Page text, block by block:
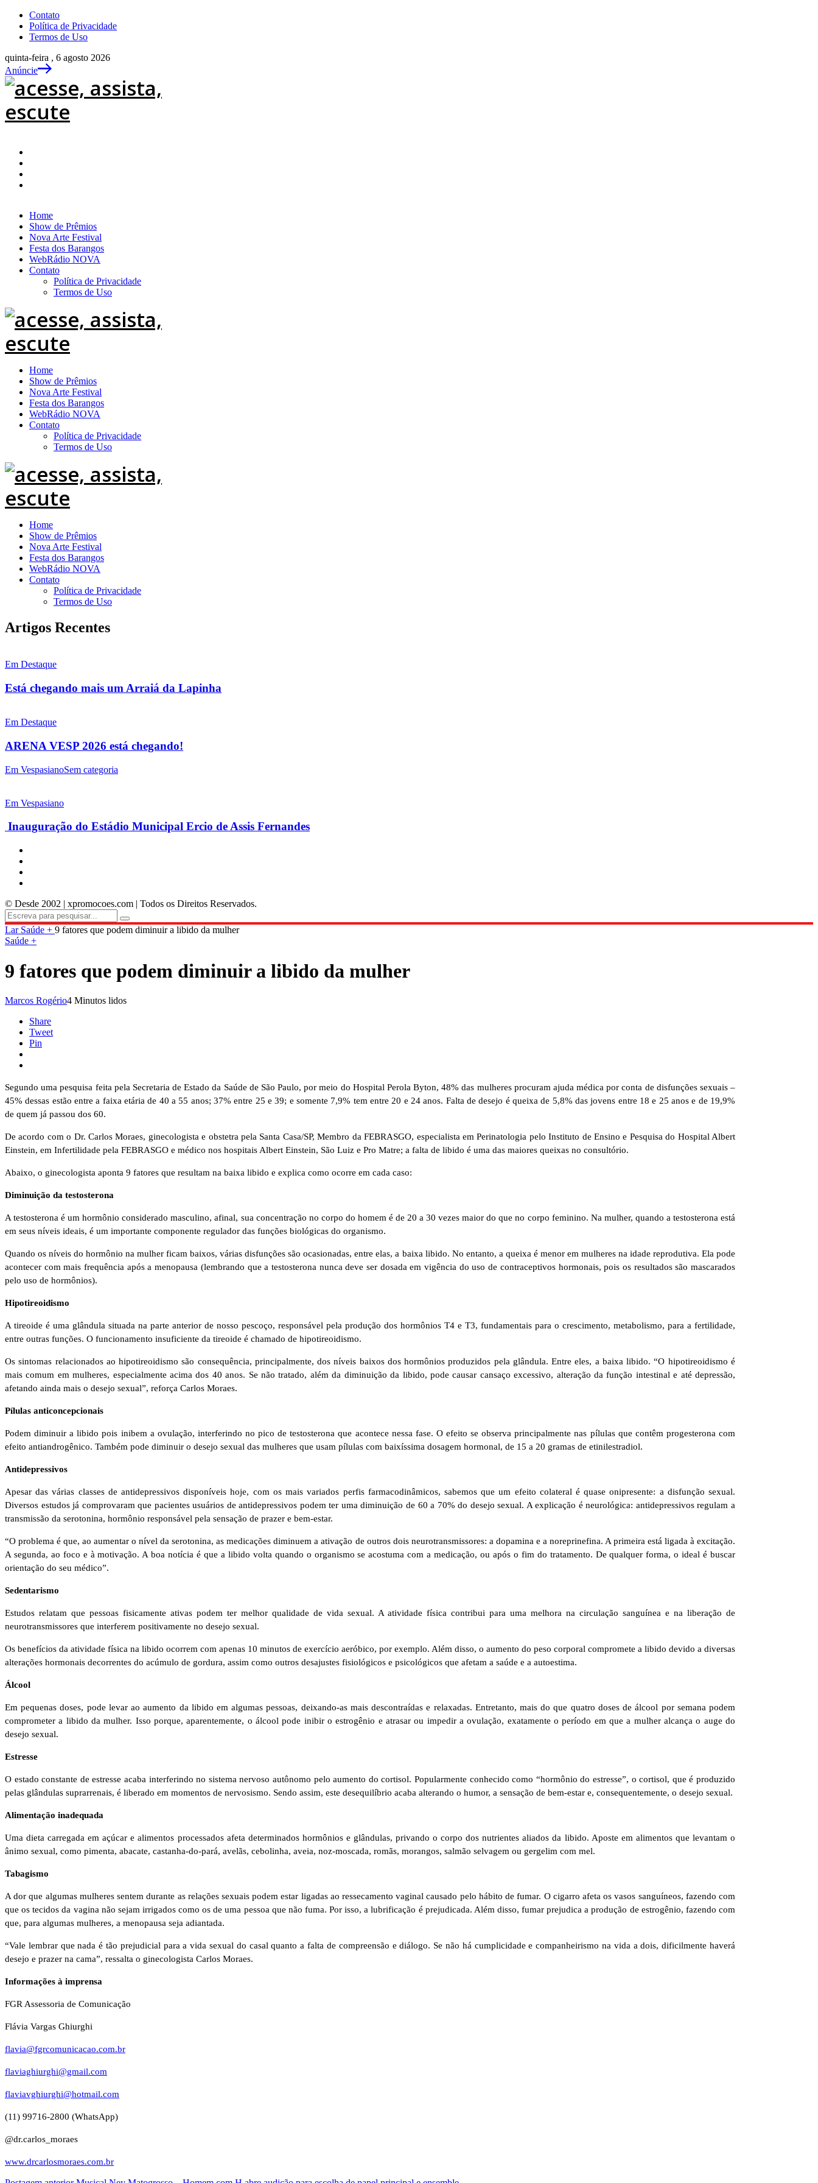
Contato
Política de Privacidade
Termos de Uso
quinta-feira , 6 agosto 2026
Anúncie
Home
Show de Prêmios
Nova Arte Festival
Festa dos Barangos
WebRádio NOVA
Contato
Política de Privacidade
Termos de Uso
Home
Show de Prêmios
Nova Arte Festival
Festa dos Barangos
WebRádio NOVA
Contato
Política de Privacidade
Termos de Uso
Home
Show de Prêmios
Nova Arte Festival
Festa dos Barangos
WebRádio NOVA
Contato
Política de Privacidade
Termos de Uso
Artigos Recentes
Em Destaque
Está chegando mais um Arraiá da Lapinha
Em Destaque
ARENA VESP 2026 está chegando!
Em VespasianoSem categoria
Em Vespasiano
Inauguração do Estádio Municipal Ercio de Assis Fernandes
© Desde 2002 | xpromocoes.com | Todos os Direitos Reservados.
Lar Saúde + 9 fatores que podem diminuir a libido da mulher
Saúde +
9 fatores que podem diminuir a libido da mulher
Marcos Rogério4 Minutos lidos
Share
Tweet
Pin
Segundo uma pesquisa feita pela Secretaria de Estado da Saúde de São Paulo, por meio do Hospital Perola Byton, 48% das mulheres procuram ajuda médica por conta de disfunções sexuais –
45% dessas estão entre a faixa etária de 40 a 55 anos; 37% entre 25 e 39; e somente 7,9% tem entre 20 e 24 anos. Falta de desejo é queixa de 5,8% das jovens entre 18 e 25 anos e de 19,9%
de quem já passou dos 60.
De acordo com o Dr. Carlos Moraes, ginecologista e obstetra pela Santa Casa/SP, Membro da FEBRASGO, especialista em Perinatologia pelo Instituto de Ensino e Pesquisa do Hospital Albert
Einstein, em Infertilidade pela FEBRASGO e médico nos hospitais Albert Einstein, São Luiz e Pro Matre; a falta de libido é uma das maiores queixas no consultório.
Abaixo, o ginecologista aponta 9 fatores que resultam na baixa libido e explica como ocorre em cada caso:
Diminuição da testosterona
A testosterona é um hormônio considerado masculino, afinal, sua concentração no corpo do homem é de 20 a 30 vezes maior do que no corpo feminino. Na mulher, quando a testosterona está
em seus níveis ideais, é um importante componente regulador das funções biológicas do organismo.
Quando os níveis do hormônio na mulher ficam baixos, várias disfunções são ocasionadas, entre elas, a baixa libido. No entanto, a queixa é menor em mulheres na idade reprodutiva. Ela pode
acontecer com mais frequência após a menopausa (lembrando que a testosterona nunca deve ser dosada em vigência do uso de contraceptivos hormonais, pois os resultados são mascarados
pelo uso de hormônios).
Hipotireoidismo
A tireoide é uma glândula situada na parte anterior de nosso pescoço, responsável pela produção dos hormônios T4 e T3, fundamentais para o crescimento, metabolismo, para a fertilidade,
entre outras funções. O funcionamento insuficiente da tireoide é chamado de hipotireoidismo.
Os sintomas relacionados ao hipotireoidismo são consequência, principalmente, dos níveis baixos dos hormônios produzidos pela glândula. Entre eles, a baixa libido. “O hipotireoidismo é
mais comum em mulheres, especialmente acima dos 40 anos. Se não tratado, além da diminuição da libido, pode causar cansaço excessivo, alteração da função intestinal e até depressão,
afetando ainda mais o desejo sexual”, reforça Carlos Moraes.
Pílulas anticoncepcionais
Podem diminuir a libido pois inibem a ovulação, interferindo no pico de testosterona que acontece nessa fase. O efeito se observa principalmente nas pílulas que contêm progesterona com
efeito antiandrogênico. Também pode diminuir o desejo sexual das mulheres que usam pílulas com baixíssima dosagem hormonal, de 15 a 20 gramas de etinilestradiol.
Antidepressivos
Apesar das várias classes de antidepressivos disponíveis hoje, com os mais variados perfis farmacodinâmicos, sabemos que um efeito colateral é quase onipresente: a disfunção sexual.
Diversos estudos já comprovaram que pacientes usuários de antidepressivos podem ter uma diminuição de 60 a 70% do desejo sexual. A explicação é neurológica: antidepressivos regulam a
transmissão da serotonina, hormônio responsável pela sensação de prazer e bem-estar.
“O problema é que, ao aumentar o nível da serotonina, as medicações diminuem a ativação de outros dois neurotransmissores: a dopamina e a noreprinefina. A primeira está ligada à excitação.
A segunda, ao foco e à motivação. A boa notícia é que a libido volta quando o organismo se acostuma com a medicação, ou após o fim do tratamento. De qualquer forma, o ideal é buscar
orientação do seu médico”.
Sedentarismo
Estudos relatam que pessoas fisicamente ativas podem ter melhor qualidade de vida sexual. A atividade física contribui para uma melhora na circulação sanguínea e na liberação de
neurotransmissores que interferem positivamente no desejo sexual.
Os benefícios da atividade física na libido ocorrem com apenas 10 minutos de exercício aeróbico, por exemplo. Além disso, o aumento do peso corporal compromete a libido devido a diversas
alterações hormonais decorrentes do acúmulo de gordura, assim como outros desajustes fisiológicos e psicológicos que afetam a saúde e a autoestima.
Álcool
Em pequenas doses, pode levar ao aumento da libido em algumas pessoas, deixando-as mais descontraídas e relaxadas. Entretanto, mais do que quatro doses de álcool por semana podem
comprometer a libido da mulher. Isso porque, aparentemente, o álcool pode inibir o estrogênio e atrasar ou impedir a ovulação, exatamente o período em que a mulher alcança o auge do
desejo sexual.
Estresse
O estado constante de estresse acaba interferindo no sistema nervoso autônomo pelo aumento do cortisol. Popularmente conhecido como “hormônio do estresse”, o cortisol, que é produzido
pelas glândulas suprarrenais, é liberado em momentos de nervosismo. Sendo assim, este desequilíbrio acaba alterando o humor, a sensação de bem-estar e, consequentemente, o desejo sexual.
Alimentação inadequada
Uma dieta carregada em açúcar e alimentos processados afeta determinados hormônios e glândulas, privando o corpo dos nutrientes aliados da libido. Aposte em alimentos que levantam o
ânimo sexual, como pimenta, abacate, castanha-do-pará, avelãs, cebolinha, aveia, noz-moscada, romãs, morangos, salmão selvagem ou gergelim com mel.
Tabagismo
A dor que algumas mulheres sentem durante as relações sexuais podem estar ligadas ao ressecamento vaginal causado pelo hábito de fumar. O cigarro afeta os vasos sanguíneos, fazendo com
que os tecidos da vagina não sejam irrigados como os de uma pessoa que não fuma. Por isso, a lubrificação é prejudicada. Além disso, fumar prejudica a produção de estrogênio, fazendo com
que, para algumas mulheres, a menopausa seja adiantada.
“Vale lembrar que nada é tão prejudicial para a vida sexual do casal quanto a falta de compreensão e diálogo. Se não há cumplicidade e companheirismo na vida a dois, dificilmente haverá
desejo e prazer na cama”, ressalta o ginecologista Carlos Moraes.
Informações à imprensa
FGR Assessoria de Comunicação
Flávia Vargas Ghiurghi
flavia@fgrcomunicacao.com.br
flaviaghiurghi@gmail.com
flaviavghiurghi@hotmail.com
(11) 99716-2800 (WhatsApp)
@dr.carlos_moraes
www.drcarlosmoraes.com.br